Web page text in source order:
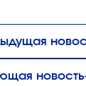
новость